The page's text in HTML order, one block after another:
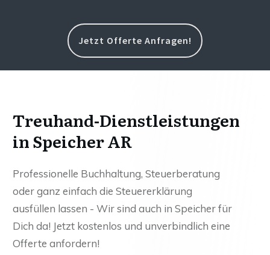
Jetzt Offerte Anfragen!
Treuhand-Dienstleistungen
in Speicher AR
Professionelle Buchhaltung, Steuerberatung
oder ganz einfach die Steuererklärung
ausfüllen lassen - Wir sind auch in Speicher für
Dich da! Jetzt kostenlos und unverbindlich eine
Offerte anfordern!